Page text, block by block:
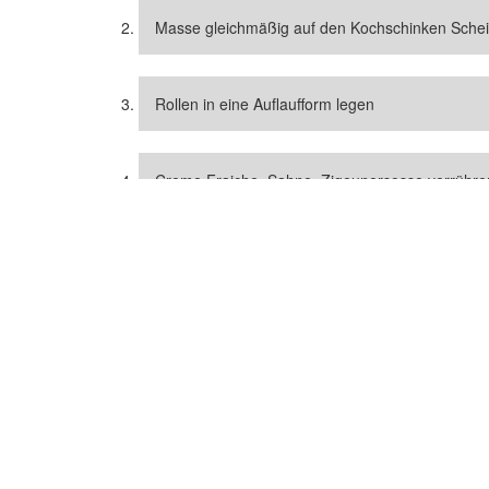
Masse gleichmäßig auf den Kochschinken
Rollen in eine Auflaufform legen
Creme Fraiche, Sahne, Zigeunersosse